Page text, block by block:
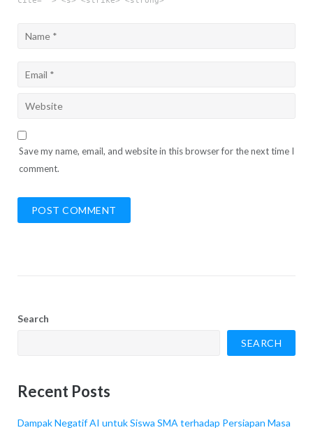
Save my name, email, and website in this browser for the next time I
comment.
Search
SEARCH
Recent Posts
Dampak Negatif AI untuk Siswa SMA terhadap Persiapan Masa